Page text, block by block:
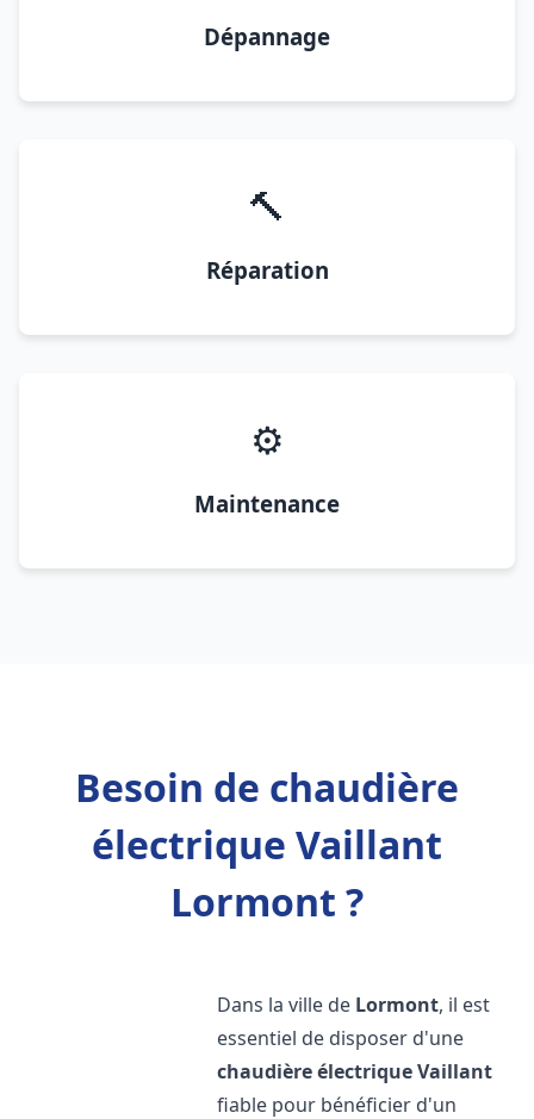
Dépannage
🔨
Réparation
⚙️
Maintenance
Besoin de chaudière
électrique Vaillant
Lormont ?
Dans la ville de Lormont, il est
essentiel de disposer d'une
chaudière électrique Vaillant
fiable pour bénéficier d'un